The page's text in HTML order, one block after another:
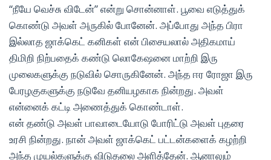
“நீயே வெச்சு விடேன்” என்று சொன்னாள். பூவை எடுத்துக்
கொண்டு அவள் அருகில் போனேன். அப்போது அந்த பிரா
இல்லாத ஜாக்கெட் கனிகள் என் பிசையலால் அதிகமாய்
திமிறி நிற்பதைக் கண்டு லொகேஷனை மாற்றி இரு
முலைகளுக்கு நடுவில் சொருகினேன். அந்த ஈர ரோஜா இரு
பேரழகுகளுக்கு நடுவே தனியழகாக நின்றது. அவள்
என்னைக் கட்டி அணைத்துக் கொண்டாள்.
என் தண்டு அவள் பாவாடையோடு போரிட்டு அவள் புதரை
உரசி நின்றது. நான் அவள் ஜாக்கெட் பட்டன்களைக் கழற்றி
அந்த முயல்களுக்கு விடுதலை அளித்தேன். ஆனாலும்